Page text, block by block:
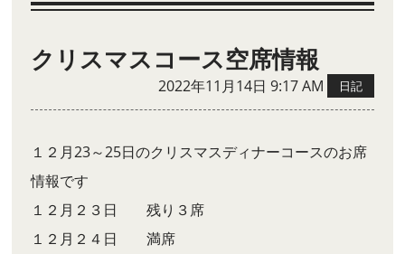
クリスマスコース空席情報
2022年11月14日 9:17 AM 日記
１２月23～25日のクリスマスディナーコースのお席
情報です
１２月２３日 残り３席
１２月２４日 満席